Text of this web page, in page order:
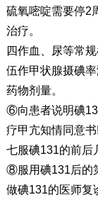
硫氧嘧啶需要停2
治疗。
四作血、尿等常
伍作甲状腺摄碘
药物剂量。
⑥向患者说明碘
疗甲亢知情同意书!
七服碘131的前后
⑧服用碘131后的
做碘131的医师复